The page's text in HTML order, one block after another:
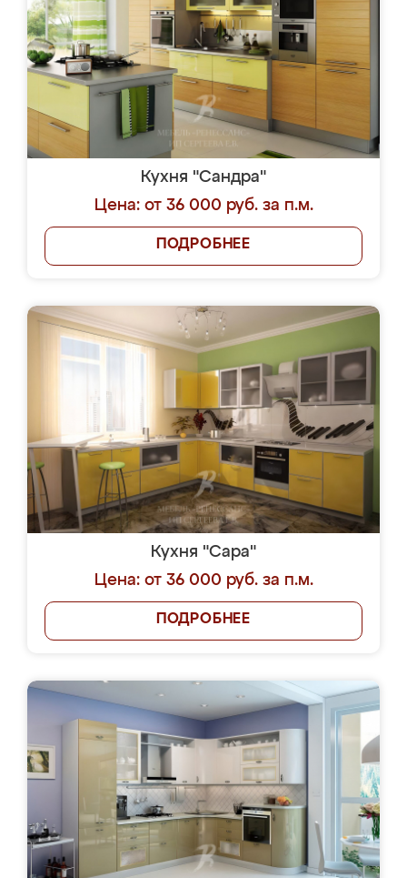
Кухня "Сандра"
Цена: от 36 000 руб. за п.м.
ПОДРОБНЕЕ
Кухня "Сара"
Цена: от 36 000 руб. за п.м.
ПОДРОБНЕЕ